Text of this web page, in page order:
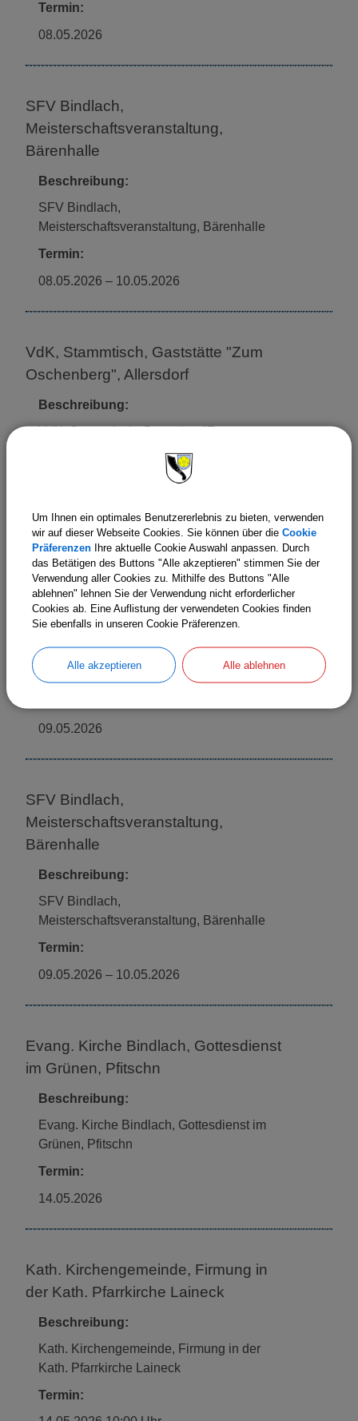
Termin:
08.05.2026
SFV Bindlach,
Meisterschaftsveranstaltung,
Bärenhalle
Beschreibung:
SFV Bindlach,
Meisterschaftsveranstaltung, Bärenhalle
Termin:
08.05.2026 – 10.05.2026
VdK, Stammtisch, Gaststätte "Zum
Oschenberg", Allersdorf
Beschreibung:
VdK, Stammtisch, Gaststätte "Zum
Oschenberg", Allersdorf
Evang. Kirche Bindlach, Kirche
Kunterbunt „Heldenhaft“
Beschreibung:
Evang. Kirche Bindlach, Kirche
Kunterbunt „Heldenhaft“
09.05.2026
SFV Bindlach,
Meisterschaftsveranstaltung,
Bärenhalle
Beschreibung:
SFV Bindlach,
Meisterschaftsveranstaltung, Bärenhalle
Termin:
09.05.2026 – 10.05.2026
Evang. Kirche Bindlach, Gottesdienst
im Grünen, Pfitschn
Beschreibung:
Evang. Kirche Bindlach, Gottesdienst im
Grünen, Pfitschn
Termin:
14.05.2026
Kath. Kirchengemeinde, Firmung in
der Kath. Pfarrkirche Laineck
Beschreibung:
Kath. Kirchengemeinde, Firmung in der
Kath. Pfarrkirche Laineck
Termin:
Um Ihnen ein optimales Benutzererlebnis zu bieten, verwenden
wir auf dieser Webseite Cookies. Sie können über die Cookie
Präferenzen Ihre aktuelle Cookie Auswahl anpassen. Durch
das Betätigen des Buttons "Alle akzeptieren" stimmen Sie der
Verwendung aller Cookies zu. Mithilfe des Buttons "Alle
ablehnen" lehnen Sie der Verwendung nicht erforderlicher
Cookies ab. Eine Auflistung der verwendeten Cookies finden
Sie ebenfalls in unseren Cookie Präferenzen.
Alle akzeptieren Alle ablehnen